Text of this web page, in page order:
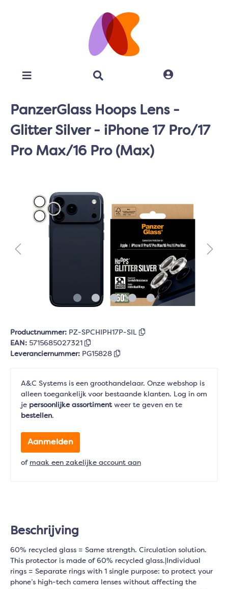
PanzerGlass Hoops Lens -
Glitter Silver - iPhone 17 Pro/17
Pro Max/16 Pro (Max)
Productnummer: PZ-SPCHIPH17P-SIL
EAN: 5715685027321
Leveranciernummer: PG15828
A&C Systems is een groothandelaar. Onze webshop is
alleen toegankelijk voor bestaande klanten. Log in om
je persoonlijke assortimentweer te geven en te
bestellen.
Aanmelden
of maak een zakelijke account aan
Beschrijving
60% recycled glass = Same strength. Circulation solution.
This protector is made of 60% recycled glass.|Individual
rings = Separate rings with 1 single purpose: to protect your
phone’s high-tech camera lenses without affecting the